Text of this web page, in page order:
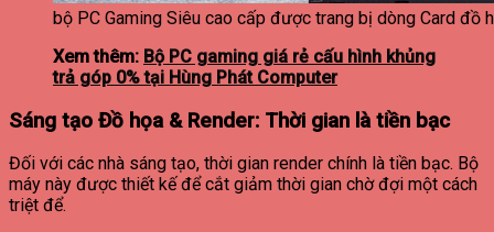
bộ PC Gaming Siêu cao cấp được trang bị dòng Card đồ
Xem thêm: Bộ PC gaming giá rẻ cấu hình khủng
trả góp 0% tại Hùng Phát Computer
Sáng tạo Đồ họa & Render: Thời gian là tiền bạc
Đối với các nhà sáng tạo, thời gian render chính là tiền bạc. Bộ
máy này được thiết kế để cắt giảm thời gian chờ đợi một cách
triệt để.